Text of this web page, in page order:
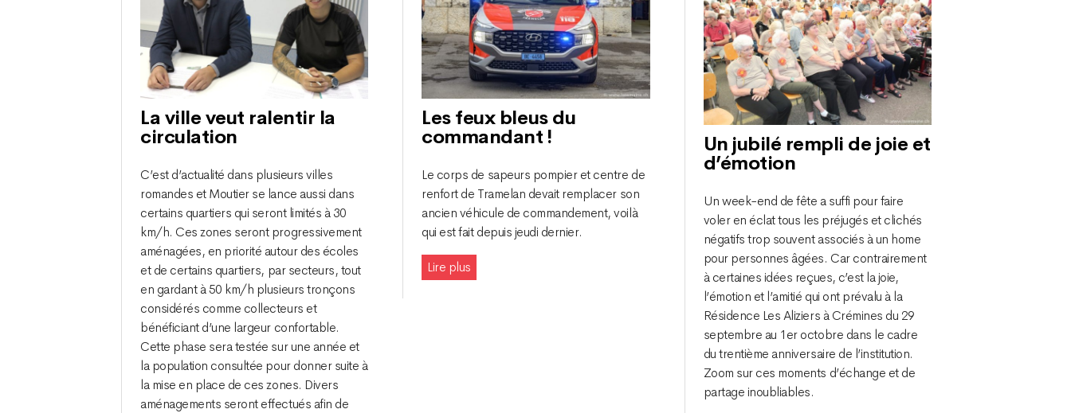
La ville veut ralentir la
circulation
C’est d’actualité dans plusieurs villes
romandes et Moutier se lance aussi dans
certains quartiers qui seront limités à 30
km/h. Ces zones seront progressivement
aménagées, en priorité autour des écoles
et de certains quartiers, par secteurs, tout
en gardant à 50 km/h plusieurs tronçons
considérés comme collecteurs et
bénéficiant d’une largeur confortable.
Cette phase sera testée sur une année et
la population consultée pour donner suite à
la mise en place de ces zones. Divers
aménagements seront effectués afin de
Les feux bleus du
commandant !
Le corps de sapeurs pompier et centre de
renfort de Tramelan devait remplacer son
ancien véhicule de commandement, voilà
qui est fait depuis jeudi dernier.
Lire plus
Un jubilé rempli de joie et
d’émotion
Un week-end de fête a suffi pour faire
voler en éclat tous les préjugés et clichés
négatifs trop souvent associés à un home
pour personnes âgées. Car contrairement
à certaines idées reçues, c’est la joie,
l’émotion et l’amitié qui ont prévalu à la
Résidence Les Aliziers à Crémines du 29
septembre au 1er octobre dans le cadre
du trentième anniversaire de l’institution.
Zoom sur ces moments d’échange et de
partage inoubliables.